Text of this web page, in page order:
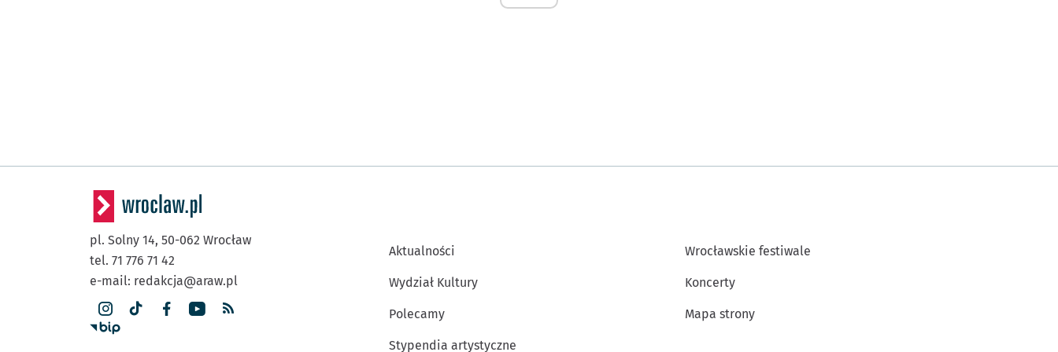
pl. Solny 14, 50-062 Wrocław
tel. 71 776 71 42
e-mail: redakcja@araw.pl
Aktualności
Wydział Kultury
Polecamy
Stypendia artystyczne
Wrocławskie festiwale
Koncerty
Mapa strony